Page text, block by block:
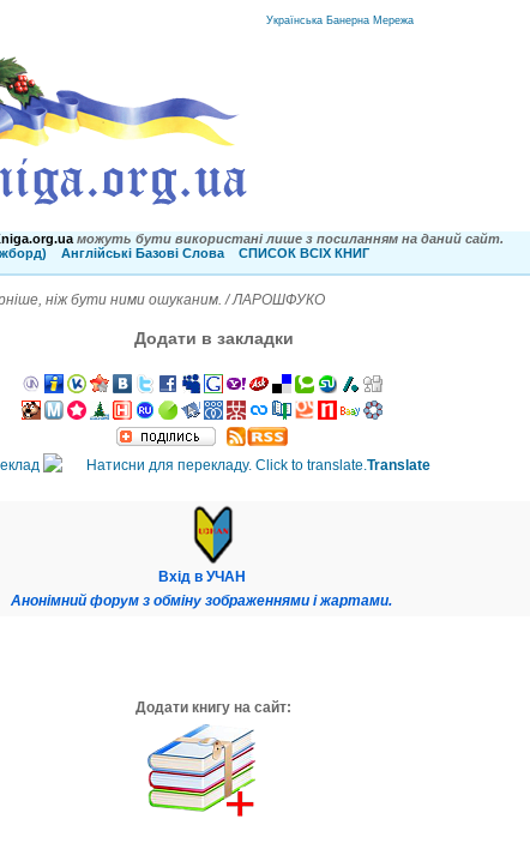
Українська Банерна Мережа
можуть бути використані лише з посиланням на даний сайт.
Англійські Базові Слова СПИСОК ВСІХ КНИГ
ніж бути ними ошуканим. / ЛАРОШФУКО
Додати в закладки
Translate
Вхід в УЧАН
Анонімний форум з обміну зображеннями і жартами.
Додати книгу на сайт: